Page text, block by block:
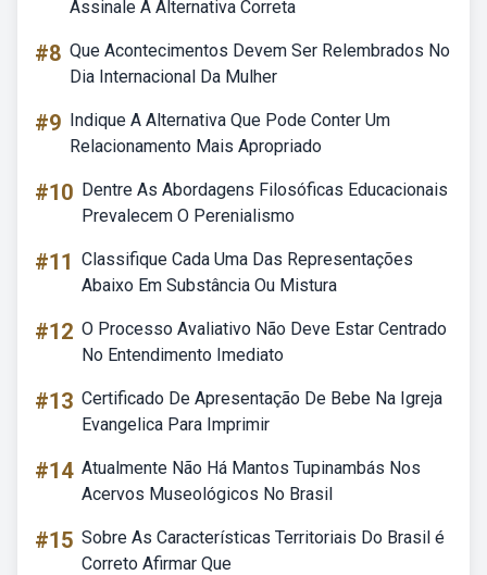
Assinale A Alternativa Correta
#8 Que Acontecimentos Devem Ser Relembrados No
Dia Internacional Da Mulher
#9 Indique A Alternativa Que Pode Conter Um
Relacionamento Mais Apropriado
#10 Dentre As Abordagens Filosóficas Educacionais
Prevalecem O Perenialismo
#11 Classifique Cada Uma Das Representações
Abaixo Em Substância Ou Mistura
#12 O Processo Avaliativo Não Deve Estar Centrado
No Entendimento Imediato
#13 Certificado De Apresentação De Bebe Na Igreja
Evangelica Para Imprimir
#14 Atualmente Não Há Mantos Tupinambás Nos
Acervos Museológicos No Brasil
#15 Sobre As Características Territoriais Do Brasil é
Correto Afirmar Que